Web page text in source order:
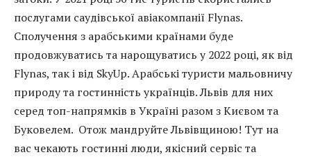
послугами саудівської авіакомпанії Flynas.
Сполучення з арабськими країнами буде
продовжуватись та нарощуватись у 2022 році, як від
Flynas, так і від SkyUp. Арабські туристи мальовничу
природу та гостинність українців. Львів для них
серед топ-напрямків в Україні разом з Києвом та
Буковелем. Отож мандруйте Львівщиною! Тут на
вас чекають гостинні люди, якісний сервіс та